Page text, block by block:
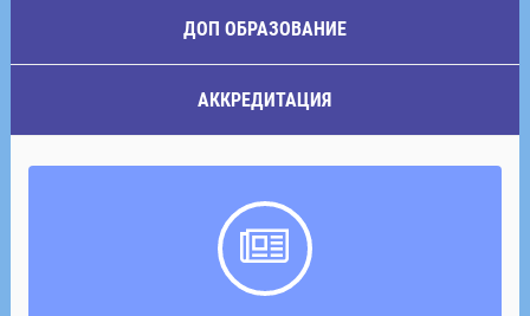
ДОП ОБРАЗОВАНИЕ
АККРЕДИТАЦИЯ